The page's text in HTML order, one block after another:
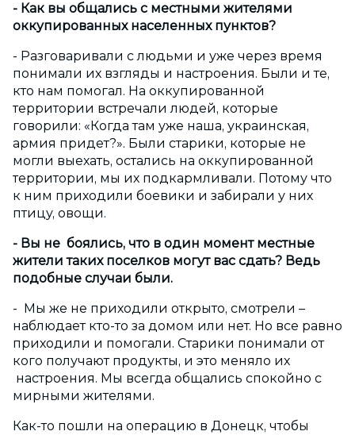
- Как вы общались с местными жителями
оккупированных населенных пунктов?
- Разговаривали с людьми и уже через время
понимали их взгляды и настроения. Были и те,
кто нам помогал. На оккупированной
территории встречали людей, которые
говорили: «Когда там уже наша, украинская,
армия придет?». Были старики, которые не
могли выехать, остались на оккупированной
территории, мы их подкармливали. Потому что
к ним приходили боевики и забирали у них
птицу, овощи.
- Вы не боялись, что в один момент местные
жители таких поселков могут вас сдать? Ведь
подобные случаи были.
- Мы же не приходили открыто, смотрели –
наблюдает кто-то за домом или нет. Но все равно
приходили и помогали. Старики понимали от
кого получают продукты, и это меняло их
настроения. Мы всегда общались спокойно с
мирными жителями.
Как-то пошли на операцию в Донецк, чтобы